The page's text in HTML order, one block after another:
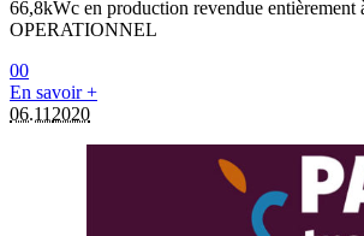
66,8kWc en production revendue entièrement
OPERATIONNEL
00
En savoir +
06.11 2020